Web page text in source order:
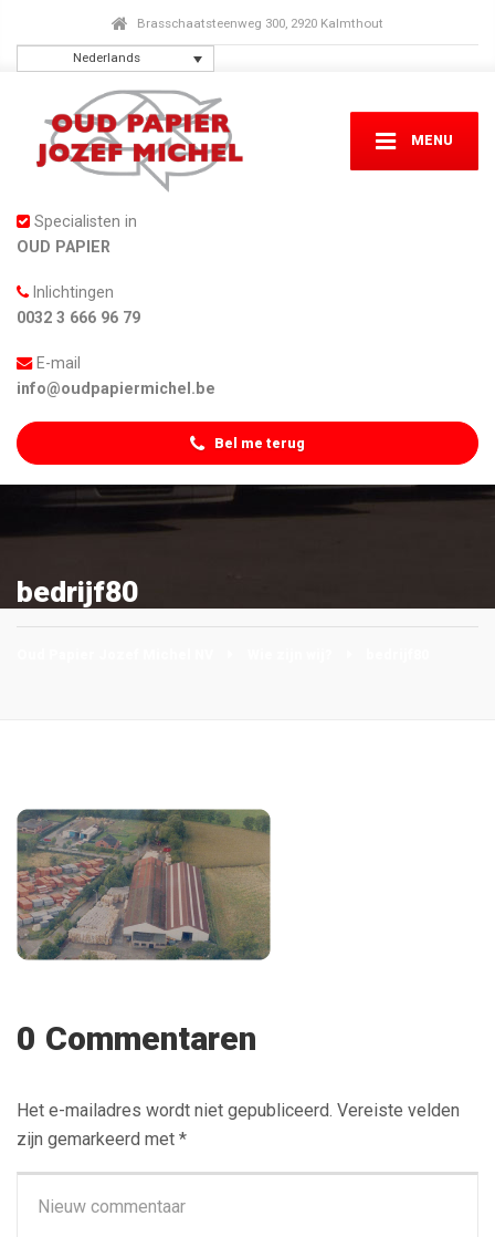
Brasschaatsteenweg 300, 2920 Kalmthout
Nederlands
MENU
Specialisten in
OUD PAPIER
Inlichtingen
0032 3 666 96 79
E-mail
info@oudpapiermichel.be
Bel me terug
bedrijf80
0 Commentaren
Het e-mailadres wordt niet gepubliceerd. Vereiste velden
zijn gemarkeerd met *
commentaar*